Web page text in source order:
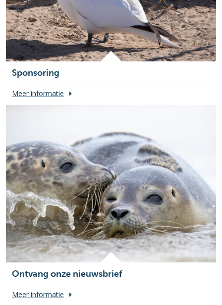
Sponsoring
Meer informatie
Ontvang onze nieuwsbrief
Meer informatie